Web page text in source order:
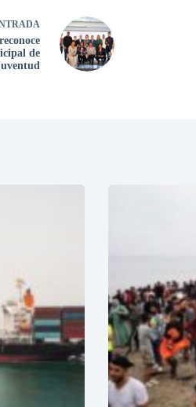
de